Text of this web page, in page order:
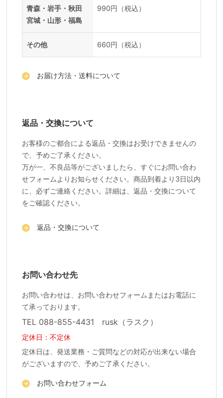
青森・岩手・秋田
宮城・山形・福島
990円（税込）
その他 660円（税込）
お届け方法・送料について
返品・交換について
お客様のご都合による返品・交換はお受けできませんの
で、予めご了承ください。
万が一、不良品等がございましたら、すぐにお問い合わ
せフォームよりお知らせください。商品到着より3日以内
に、必ずご連絡ください。詳細は、返品・交換について
をご確認ください。
返品・交換について
お問い合わせ先
お問い合わせは、お問い合わせフォームまたはお電話に
て承っております。
TEL 088-855-4431 rusk（ラスク）
定休日：不定休
定休日は、発送業務・ご質問などの対応が出来ない場合
がございますので、予めご了承ください。
お問い合わせフォーム